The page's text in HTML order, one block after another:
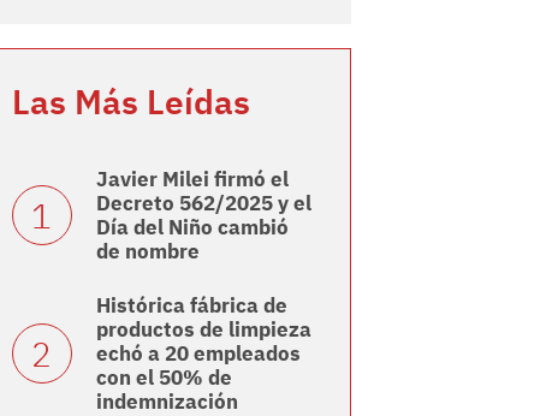
Las Más Leídas
Javier Milei firmó el
Decreto 562/2025 y el
Día del Niño cambió
de nombre
Histórica fábrica de
productos de limpieza
echó a 20 empleados
con el 50% de
indemnización